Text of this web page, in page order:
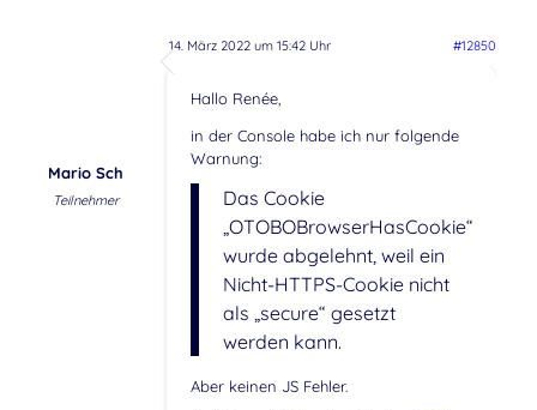
14. März 2022 um 15:42 Uhr #12850
Mario Sch
Teilnehmer
Hallo Renée,
in der Console habe ich nur folgende
Warnung:
Das Cookie
„OTOBOBrowserHasCookie“
wurde abgelehnt, weil ein
Nicht-HTTPS-Cookie nicht
als „secure“ gesetzt
werden kann.
Aber keinen JS Fehler.